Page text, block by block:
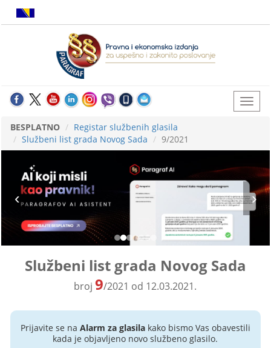
BESPLATNO
Registar službenih glasila
Službeni list grada Novog Sada
9/2021
Službeni list grada Novog Sada
broj9/2021 od 12.03.2021.
Prijavite se na Alarm za glasilakako bismo Vas obavestili
kada je objavljeno novo službeno glasilo.